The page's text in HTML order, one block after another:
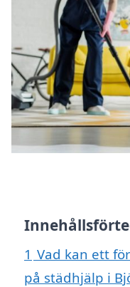
1 Vad kan ett
på städhjälp i